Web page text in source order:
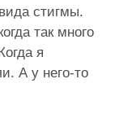
стигмы.
так много
я
А у него-то